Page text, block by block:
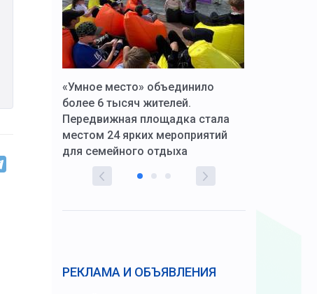
«Умное место» объединило
более 6 тысяч жителей.
Передвижная площадка стала
местом 24 ярких мероприятий
для семейного отдыха
РЕКЛАМА И ОБЪЯВЛЕНИЯ